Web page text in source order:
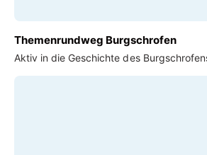
Themenrundweg Burgschrofen
Aktiv in die Geschichte des